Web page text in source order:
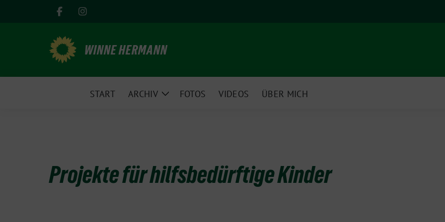
WINNE HERMANN
START ARCHIV
ZeigeFOTOS VIDEOS ÜBER MICH
Projekte für hilfsbedürftige Kinder